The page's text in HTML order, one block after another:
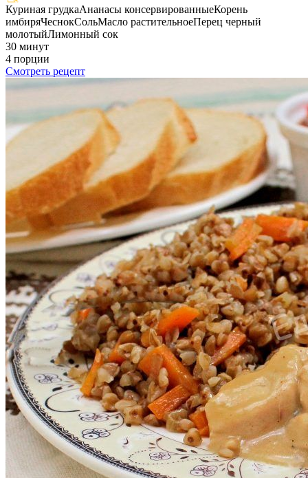
Куриная грудкаАнанасы консервированныеКорень
имбиряЧеснокСольМасло растительноеПерец черный
молотыйЛимонный сок
30 минут
4 порции
Смотреть рецепт